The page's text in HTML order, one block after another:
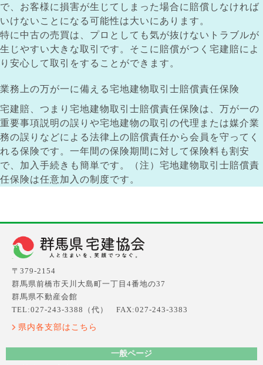
で、お客様に損害が生じてしまった場合に賠償しなければ
いけないことになる可能性は大いにあります。
特に中古の売買は、プロとしても気が抜けないトラブルが
生じやすい大きな取引です。そこに賠償がつく宅建賠によ
り安心して取引をすることができます。
業務上の万が一に備える宅地建物取引士賠償責任保険
宅建賠、つまり宅地建物取引士賠償責任保険は、万が一の
重要事項説明の誤りや宅地建物の取引の代理または媒介業
務の誤りなどによる法律上の賠償責任から会員を守ってく
れる保険です。一年間の保険期間に対して保険料も割安
で、加入手続きも簡単です。（注）宅地建物取引士賠償責
任保険は任意加入の制度です。
〒379-2154
群馬県前橋市天川大島町一丁目4番地の37
群馬県不動産会館
TEL:027-243-3388（代） FAX:027-243-3383
県内各支部はこちら
一般ページ